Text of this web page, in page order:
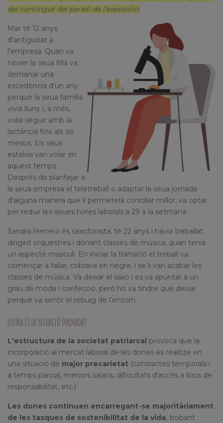
del contingut del panell de l'exposició.
Mar té 12 anys
d’antiguitat a
l’empresa. Quan va
néixer la seua filla va
demanar una
excedència d'un any
perquè la seua família
vivia lluny i, a més,
volia seguir amb la
lactància fins als sis
mesos. Els seus
estalvis van volar en
aquest temps.
Després de plantejar a
la seua empresa el teletreball o adaptar la seua jornada
d'alguna manera que li permetera conciliar millor, va optar
per reduir les seues hores laborals a 29 a la setmana.
Sandra Herrero és saxofonista, té 22 anys i havia treballat
dirigint orquestres i donant classes de música, quan tenia
un aspecte masculí. En iniciar la transició el treball va
començar a fallar, cobrava en negre, i se li van acabar les
classes de música. Va deixar el saxo i es va apuntar a un
grau de moda i confecció, però ho va tindre que deixar
perquè va sentir el rebuig de l’entorn.
QUINA ÉS LA SITUACIÓ DERIVADA?
L'estructura de la societat patriarcal provoca que la
incorporació al mercat laboral de les dones es realitze en
una situació de major precarietat (contractes temporals i
a temps parcial, menors salaris, dificultats d’accés a llocs de
responsabilitat, etc.)
Les dones continuen encarregant-se majoritàriament
de les tasques de sostenibilitat de la vida, trobant